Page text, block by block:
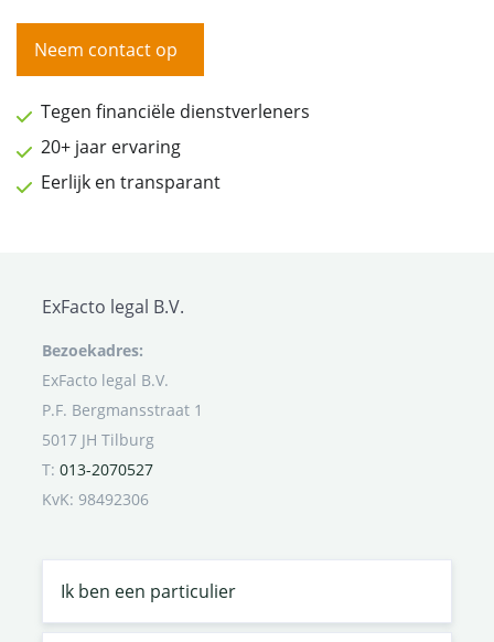
Neem contact op
Tegen financiële dienstverleners
20+ jaar ervaring
Eerlijk en transparant
ExFacto legal B.V.
Bezoekadres:
ExFacto legal B.V.
P.F. Bergmansstraat 1
5017 JH Tilburg
T: 013-2070527
KvK: 98492306
Ik ben een particulier